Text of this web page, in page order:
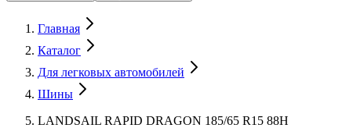
Главная
Каталог
Для легковых автомобилей
Шины
LANDSAIL RAPID DRAGON 185/65 R15 88H